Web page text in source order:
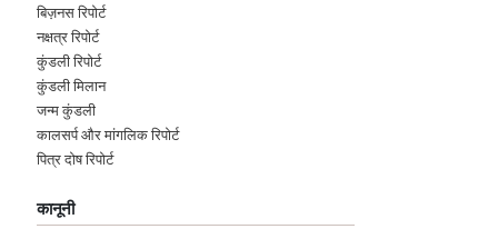
बिज़नस रिपोर्ट
नक्षत्र रिपोर्ट
कुंडली रिपोर्ट
कुंडली मिलान
जन्म कुंडली
कालसर्प और मांगलिक रिपोर्ट
पित्र दोष रिपोर्ट
कानूनी